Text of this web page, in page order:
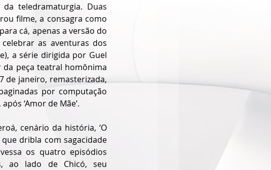
teledramaturgia. Duas
filme, a consagra como
cá, apenas a versão do
as aventuras dos
a série dirigida por Guel
da peça teatral homônima
de janeiro, remasterizada,
por computação
‘Amor de Mãe’.
cenário da história, ‘O
dribla com sagacidade
os quatro episódios
ao lado de Chicó, seu